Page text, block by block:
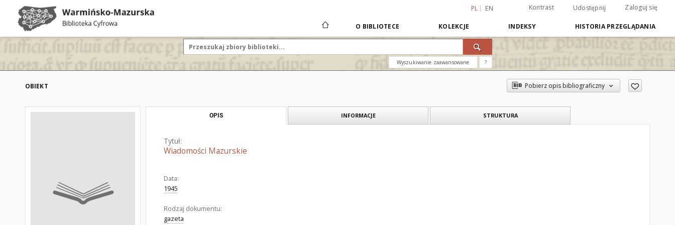
PL EN Kontrast Udostępnij Zaloguj się
O BIBLIOTECE KOLEKCJE INDEKSY HISTORIA PRZEGLĄDANIA
Wyszukiwanie zaawansowane ?
OBIEKT Pobierz opis bibliograficzny
OPIS INFORMACJE STRUKTURA
Tytuł:
Wiadomości Mazurskie
Data:
1945
Rodzaj dokumentu:
gazeta